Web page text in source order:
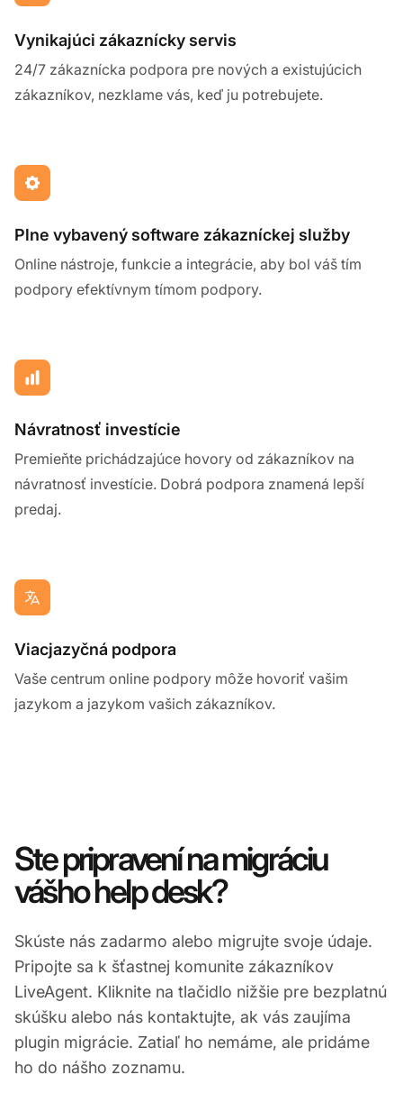
Vynikajúci zákaznícky servis
24/7 zákaznícka podpora pre nových a existujúcich
zákazníkov, nezklame vás, keď ju potrebujete.
Plne vybavený software zákazníckej služby
Online nástroje, funkcie a integrácie, aby bol váš tím
podpory efektívnym tímom podpory.
Návratnosť investície
Premieňte prichádzajúce hovory od zákazníkov na
návratnosť investície. Dobrá podpora znamená lepší
predaj.
Viacjazyčná podpora
Vaše centrum online podpory môže hovoriť vašim
jazykom a jazykom vašich zákazníkov.
Ste pripravení na migráciu
vášho help desk?
Skúste nás zadarmo alebo migrujte svoje údaje.
Pripojte sa k šťastnej komunite zákazníkov
LiveAgent. Kliknite na tlačidlo nižšie pre bezplatnú
skúšku alebo nás kontaktujte, ak vás zaujíma
plugin migrácie. Zatiaľ ho nemáme, ale pridáme
ho do nášho zoznamu.